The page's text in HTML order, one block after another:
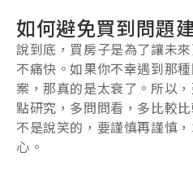
如何避免買到問題
說到底，買房子是為了讓未
不痛快。如果你不幸遇到那
案，那真的是太衰了。所以
點研究，多問問看，多比較
不是說笑的，要謹慎再謹慎
心。